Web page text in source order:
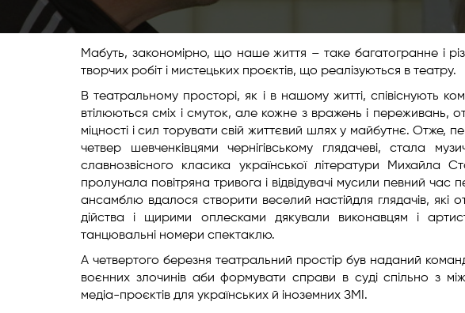
​Мабуть, закономірно, що наше життя – таке багатогранне і
творчих робіт і мистецьких проєктів, що реалізуються в театру.
В театральному просторі, як і в нашому житті, співіснують
втілюються сміх і смуток, але кожне з вражень і переживань,
міцності і сил торувати свій життєвий шлях у майбутнє.
четвер шевченківцями чернігівському глядачеві, стала
славнозвісного класика української літератури
пролунала повітряна тривога і відвідувачі мусили певний час
ансамблю вдалося створити веселий настійдля глядачів, які
дійства і щирими оплесками дякували виконавцям і
танцювальні номери спектаклю.
​А четвертого березня театральний простір був наданий
воєнних злочинів аби формувати справи в суді спільно з
медіа-проєктів для українських й іноземних ЗМІ.